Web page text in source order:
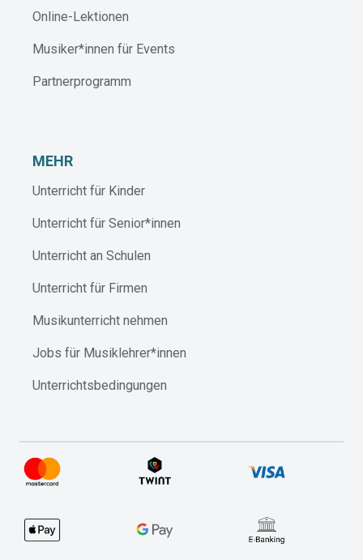
Online-Lektionen
Musiker*innen für Events
Partnerprogramm
MEHR
Unterricht für Kinder
Unterricht für Senior*innen
Unterricht an Schulen
Unterricht für Firmen
Musikunterricht nehmen
Jobs für Musiklehrer*innen
Unterrichtsbedingungen